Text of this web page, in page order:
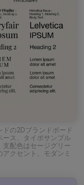
の2Dブランドボード
ース、タイポサンプル
支配色はセージグリー
クセント、モダンミ